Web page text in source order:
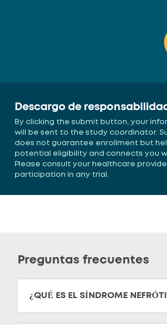
Descargo de
By clicking the submit button, your
will be sent to the study coordinator.
does not guarantee enrollment but
potential eligibility and connects you
Please consult your healthcare
participation in any trial.
Preguntas frecuentes
¿QUÉ ES EL SÍNDROME